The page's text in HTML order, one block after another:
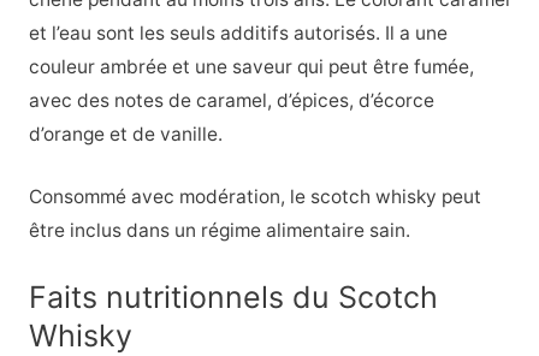
et l’eau sont les seuls additifs autorisés. Il a une
couleur ambrée et une saveur qui peut être fumée,
avec des notes de caramel, d’épices, d’écorce
d’orange et de vanille.
Consommé avec modération, le scotch whisky peut
être inclus dans un régime alimentaire sain.
Faits nutritionnels du Scotch
Whisky